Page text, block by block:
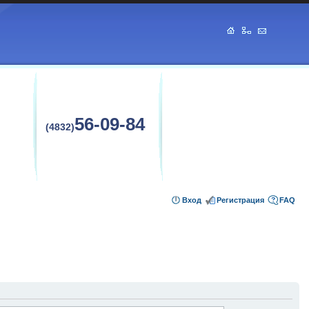
(4832)56-09-84
FAQ
Регистрация
Вход